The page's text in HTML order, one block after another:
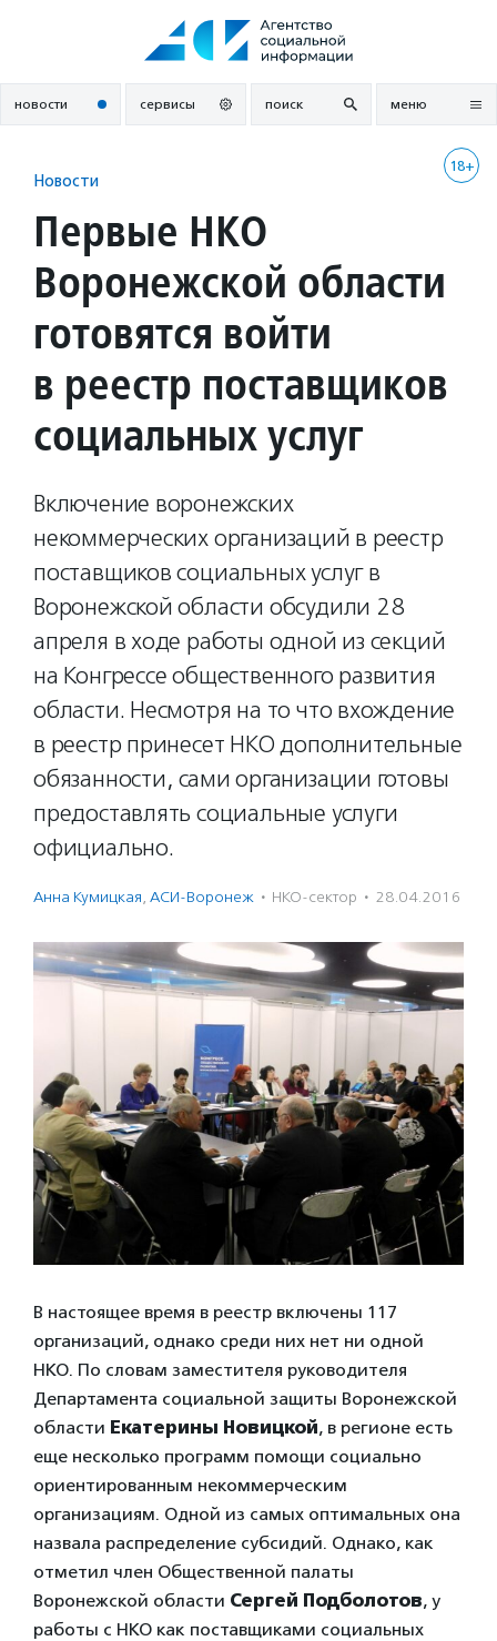
новости сервисы поиск меню
18+
Новости
Первые НКО
Воронежской области
готовятся войти
в реестр поставщиков
социальных услуг
Включение воронежских
некоммерческих организаций в реестр
поставщиков социальных услуг в
Воронежской области обсудили 28
апреля в ходе работы одной из секций
на Конгрессе общественного развития
области. Несмотря на то что вхождение
в реестр принесет НКО дополнительные
обязанности, сами организации готовы
предоставлять социальные услуги
официально.
Анна Кумицкая, АСИ-Воронеж · НКО-сектор · 28.04.2016
В настоящее время в реестр включены 117
организаций, однако среди них нет ни одной
НКО. По словам заместителя руководителя
Департамента социальной защиты Воронежской
области Екатерины Новицкой, в регионе есть
еще несколько программ помощи социально
ориентированным некоммерческим
организациям. Одной из самых оптимальных она
назвала распределение субсидий. Однако, как
отметил член Общественной палаты
Воронежской области Сергей Подболотов, у
работы с НКО как поставщиками социальных